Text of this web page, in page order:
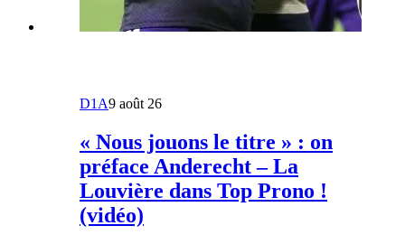
D1A9 août 26
« Nous jouons le titre » : on
préface Anderecht – La
Louvière dans Top Prono !
(vidéo)